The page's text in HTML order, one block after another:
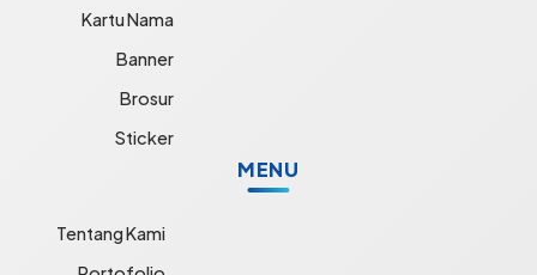
Kartu Nama
Banner
Brosur
Sticker
MENU
Tentang Kami